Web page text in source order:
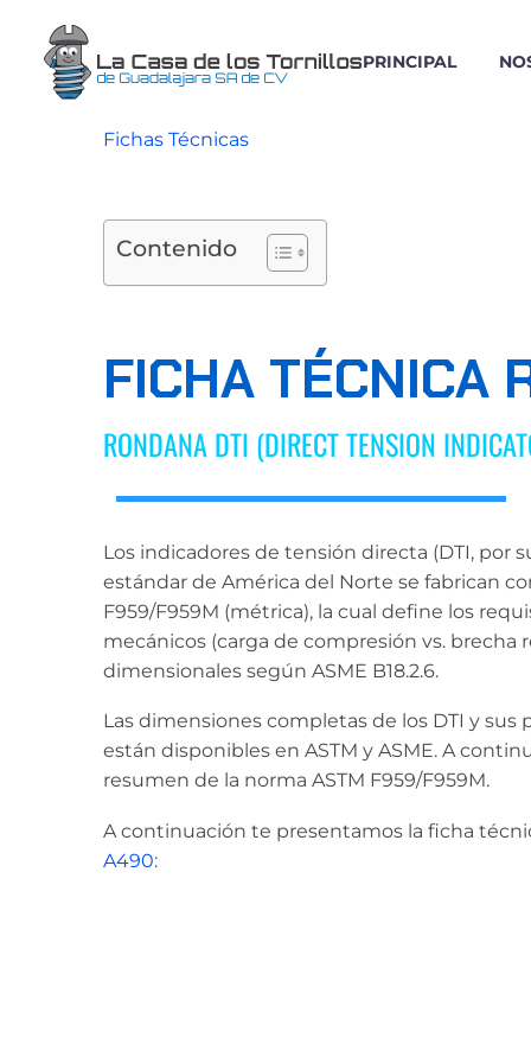
PRINCIPAL
Fichas Técnicas
Contenido
FICHA TÉCNICA
RONDANA DTI (DIRECT TENSION
Los indicadores de tensión directa (DTI, por
estándar de América del Norte se fabrican
F959/F959M (métrica), la cual define los
mecánicos (carga de compresión vs. brecha
dimensionales según ASME B18.2.6.
Las dimensiones completas de los DTI y sus
están disponibles en ASTM y ASME. A
resumen de la norma ASTM F959/F959M.
A continuación te presentamos la ficha
A490: